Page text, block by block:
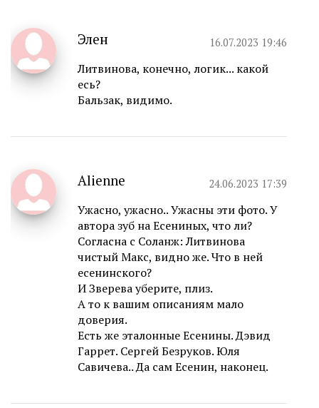
Элен 16.07.2023 19:46
Литвинова, конечно, логик... какой
есь?
Бальзак, видимо.
Alienne 24.06.2023 17:39
Ужасно, ужасно.. Ужасны эти фото. У
автора зуб на Есениных, что ли?
Согласна с Соланж: Литвинова
чистый Макс, видно же. Что в ней
есенинского?
И Зверева уберите, плиз.
А то к вашим описаниям мало
доверия.
Есть же эталонные Есенины. Дэвид
Гаррет. Сергей Безруков. Юля
Савичева.. Да сам Есенин, наконец.